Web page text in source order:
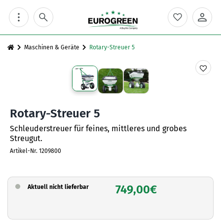
Skip
content
Maschinen & Geräte Rotary-Streuer 5
Rotary-Streuer 5
Schleuderstreuer für feines, mittleres und grobes
Streugut.
Artikel-Nr. 1209800
Aktuell nicht lieferbar 749,00€